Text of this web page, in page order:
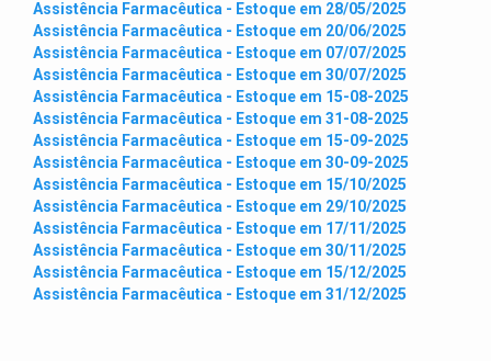
Assistência Farmacêutica - Estoque em 28/05/2025
Assistência Farmacêutica - Estoque em 20/06/2025
Assistência Farmacêutica - Estoque em 07/07/2025
Assistência Farmacêutica - Estoque em 30/07/2025
Assistência Farmacêutica - Estoque em 15-08-2025
Assistência Farmacêutica - Estoque em 31-08-2025
Assistência Farmacêutica - Estoque em 15-09-2025
Assistência Farmacêutica - Estoque em 30-09-2025
Assistência Farmacêutica - Estoque em 15/10/2025
Assistência Farmacêutica - Estoque em 29/10/2025
Assistência Farmacêutica - Estoque em 17/11/2025
Assistência Farmacêutica - Estoque em 30/11/2025
Assistência Farmacêutica - Estoque em 15/12/2025
Assistência Farmacêutica - Estoque em 31/12/2025